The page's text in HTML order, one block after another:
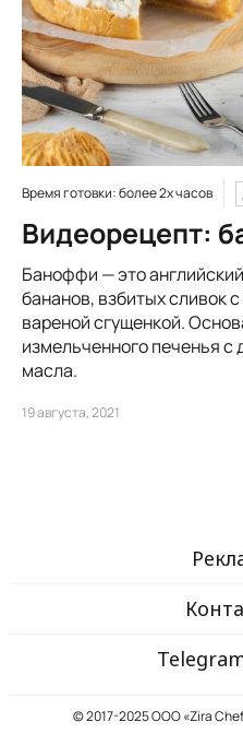
Время готовки: более 2х часов
Видеорецепт:
Баноффи — это
бананов, взбитых сливок
вареной сгущенкой.
измельченного печенья
масла.
19 августа, 2021
© 2017-2025 ООО «Zira